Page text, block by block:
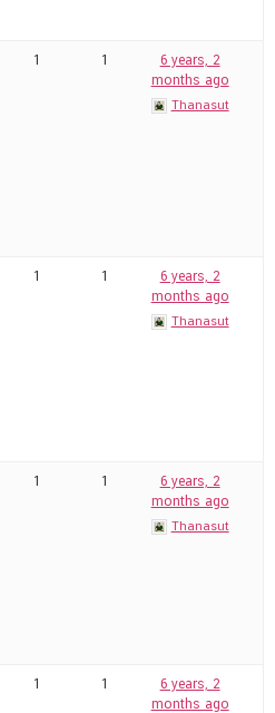
1 1
6 years, 2
months ago
Thanasut
1 1
6 years, 2
months ago
Thanasut
1 1
6 years, 2
months ago
Thanasut
1 1
6 years, 2
months ago